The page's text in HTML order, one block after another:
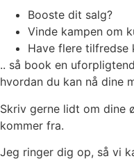
Booste dit salg?
Vinde kampen om
Have flere tilfredse
.. så book en
hvordan du kan nå dine
Skriv gerne lidt om dine
kommer fra.
Jeg ringer dig op, så vi